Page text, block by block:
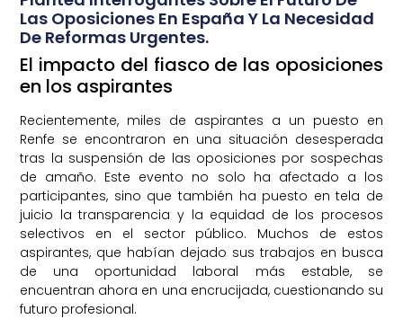
Las Oposiciones En España Y La Necesidad
De Reformas Urgentes.
El impacto del fiasco de las oposiciones
en los aspirantes
Recientemente, miles de aspirantes a un puesto en
Renfe se encontraron en una situación desesperada
tras la suspensión de las oposiciones por sospechas
de amaño. Este evento no solo ha afectado a los
participantes, sino que también ha puesto en tela de
juicio la transparencia y la equidad de los procesos
selectivos en el sector público. Muchos de estos
aspirantes, que habían dejado sus trabajos en busca
de una oportunidad laboral más estable, se
encuentran ahora en una encrucijada, cuestionando su
futuro profesional.